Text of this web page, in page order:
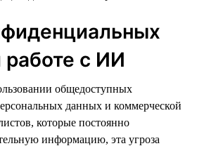
с ИИ
общедоступных
данных и коммерческой
которые постоянно
информацию, эта угроза